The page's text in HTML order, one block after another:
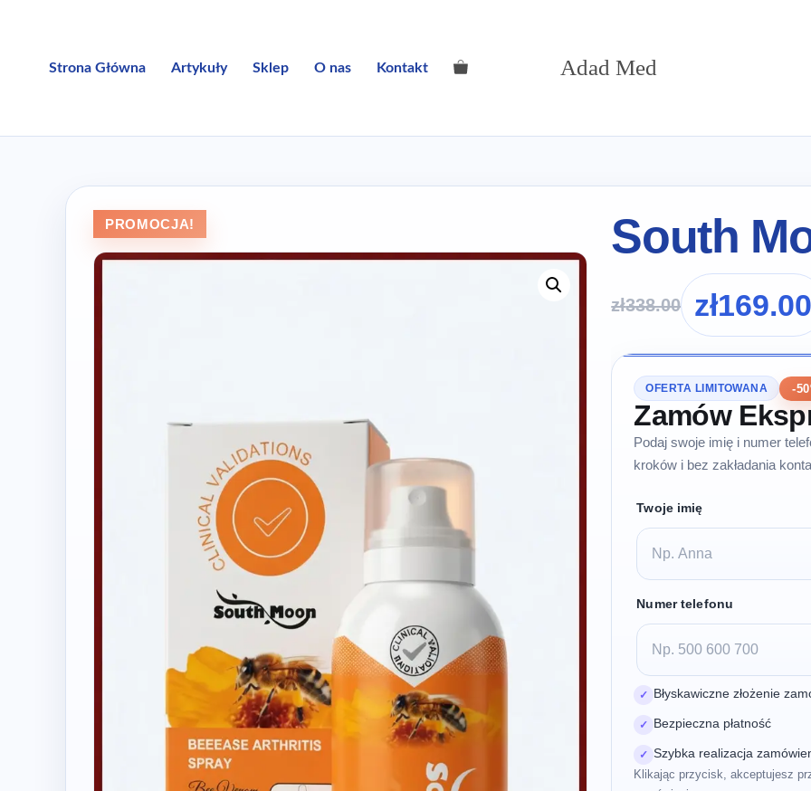
Adad Med
Strona Główna Artykuły Sklep O nas Kontakt
PROMOCJA! South
zł338.00 zł
OFERTA LIMITOWANA -
Zamów
Podaj swoje imię i numer
kroków i bez zakładania
Twoje imię
Numer telefonu
✓ Błyskawiczne złożenie
✓ Bezpieczna płatność
✓ Szybka realizacja
Klikając przycisk, akceptujesz